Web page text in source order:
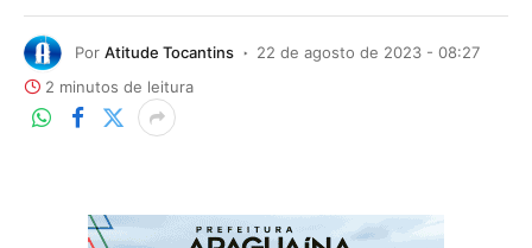
Por Atitude Tocantins
22 de agosto de 2023 - 08:27
2 minutos de leitura